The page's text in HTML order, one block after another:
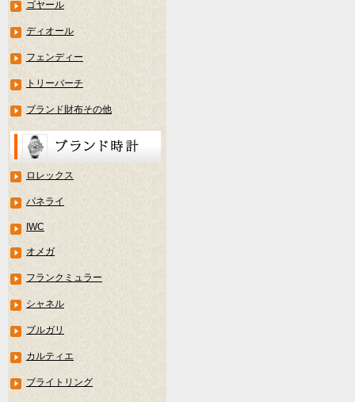
ゴヤール
ディオール
フェンディー
トリーバーチ
ブランド財布その他
ロレックス
パネライ
IWC
オメガ
フランクミュラー
シャネル
ブルガリ
カルティエ
ブライトリング